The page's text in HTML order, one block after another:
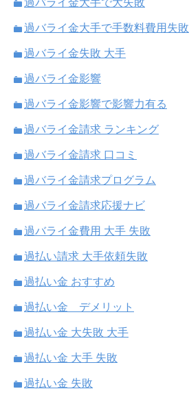
過バライ金大手で大失敗
過バライ金大手で手数料費用失敗
過バライ金失敗 大手
過バライ金影響
過バライ金影響で影響力有る
過バライ金請求 ランキング
過バライ金請求 口コミ
過バライ金請求プログラム
過バライ金請求応援ナビ
過バライ金費用 大手 失敗
過払い請求 大手依頼失敗
過払い金 おすすめ
過払い金 デメリット
過払い金 大失敗 大手
過払い金 大手 失敗
過払い金 失敗